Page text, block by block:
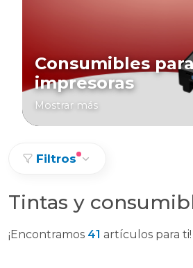
Consumibles para
impresoras
Mostrar más
Filtros
Tintas y
¡Encontramos 41 artículos para ti!